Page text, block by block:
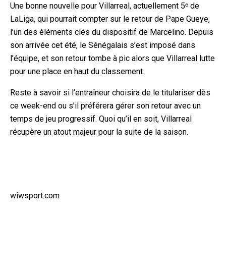
Une bonne nouvelle pour Villarreal, actuellement 5ᵉ de
LaLiga, qui pourrait compter sur le retour de Pape Gueye,
l’un des éléments clés du dispositif de Marcelino. Depuis
son arrivée cet été, le Sénégalais s’est imposé dans
l’équipe, et son retour tombe à pic alors que Villarreal lutte
pour une place en haut du classement.
Reste à savoir si l’entraîneur choisira de le titulariser dès
ce week-end ou s’il préférera gérer son retour avec un
temps de jeu progressif. Quoi qu’il en soit, Villarreal
récupère un atout majeur pour la suite de la saison.
wiwsport.com